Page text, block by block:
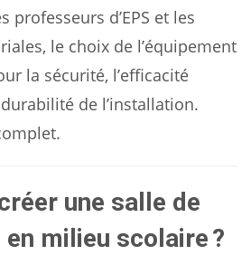
professeurs d’EPS et les
le choix de l’équipement
la sécurité, l’efficacité
de l’installation.
une salle de
milieu scolaire ?